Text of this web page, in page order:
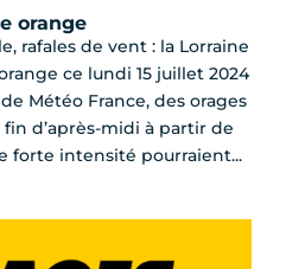
orange
rafales de vent : la Lorraine
ce lundi 15 juillet 2024
Météo France, des orages
d’après-midi à partir de
forte intensité pourraient...